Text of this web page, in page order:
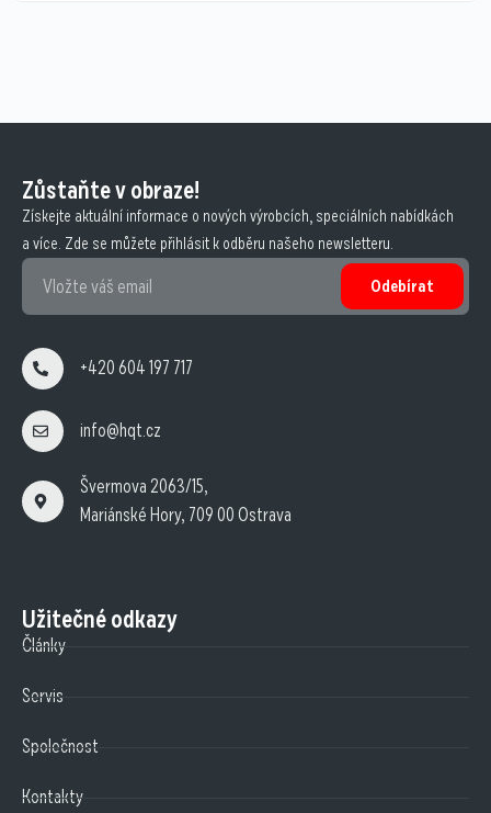
Zůstaňte v obraze!
Získejte aktuální informace o nových výrobcích, speciálních nabídkách
a více. Zde se můžete přihlásit k odběru našeho newsletteru.
Odebírat
+420 604 197 717
info@hqt.cz
Švermova 2063/15,
Mariánské Hory, 709 00 Ostrava
Užitečné odkazy
Články
Servis
Společnost
Kontakty